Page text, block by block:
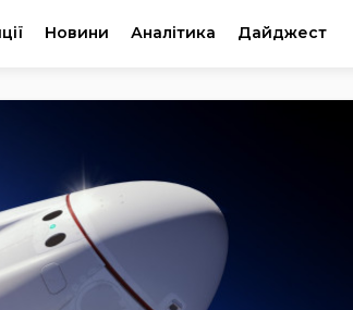
Новини Аналітика Дайджест